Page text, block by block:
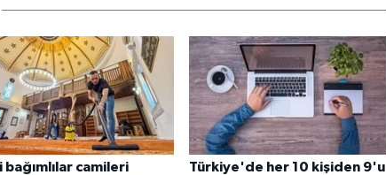
bağımlılar camileri
Türkiye'de her 10 kişiden 9'u